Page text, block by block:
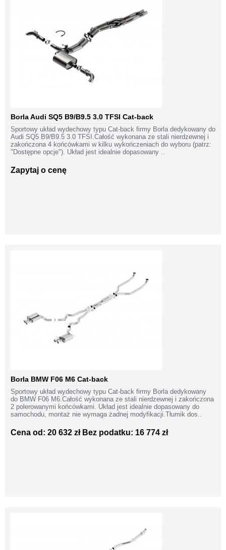
Borla Audi SQ5 B9/B9.5 3.0 TFSI Cat-back
Sportowy układ wydechowy typu Cat-back firmy Borla dedykowany do
Audi SQ5 B9/B9.5 3.0 TFSI.Całość wykonana ze stali nierdzewnej i
zakończona 4 końcówkami w kilku wykończeniach do wyboru (patrz:
"Dostępne opcje"). Układ jest idealnie dopasowany ..
Zapytaj o cenę
Borla BMW F06 M6 Cat-back
Sportowy układ wydechowy typu Cat-back firmy Borla dedykowany
do BMW F06 M6.Całość wykonana ze stali nierdzewnej i zakończona
2 polerowanymi końcówkami. Układ jest idealnie dopasowany do
samochodu, montaż nie wymaga żadnej modyfikacji.Tłumik dos..
Cena od: 20 632 zł Bez podatku: 16 774 zł